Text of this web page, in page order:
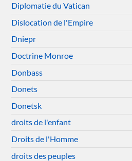
Diplomatie du Vatican
Dislocation de l'Empire
Dniepr
Doctrine Monroe
Donbass
Donets
Donetsk
droits de l'enfant
Droits de l'Homme
droits des peuples